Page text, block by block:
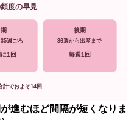
度の早見
週ごろ
1回
後期
36週から出産まで
毎週1回
計でおよそ14回
進むほど間隔が短くなりま